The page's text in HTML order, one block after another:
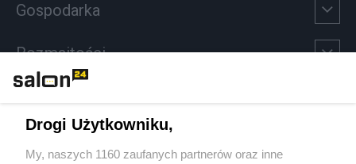
Gospodarka
Rozmaitości
Sport
Drogi Użytkowniku,
My, naszych 1160 zaufanych partnerów oraz inne